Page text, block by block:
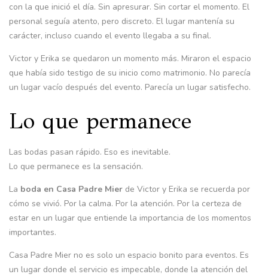
con la que inició el día. Sin apresurar. Sin cortar el momento. El
personal seguía atento, pero discreto. El lugar mantenía su
carácter, incluso cuando el evento llegaba a su final.
Victor y Erika se quedaron un momento más. Miraron el espacio
que había sido testigo de su inicio como matrimonio. No parecía
un lugar vacío después del evento. Parecía un lugar satisfecho.
Lo que permanece
Las bodas pasan rápido. Eso es inevitable.
Lo que permanece es la sensación.
La boda en Casa Padre Mier de Victor y Erika se recuerda por
cómo se vivió. Por la calma. Por la atención. Por la certeza de
estar en un lugar que entiende la importancia de los momentos
importantes.
Casa Padre Mier no es solo un espacio bonito para eventos. Es
un lugar donde el servicio es impecable, donde la atención del